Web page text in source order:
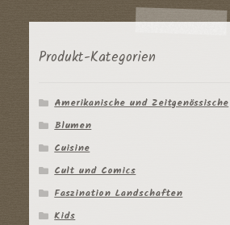
Produkt-Kategorien
Amerikanische und Zeitgenössische
Blumen
Cuisine
Cult und Comics
Faszination Landschaften
Kids